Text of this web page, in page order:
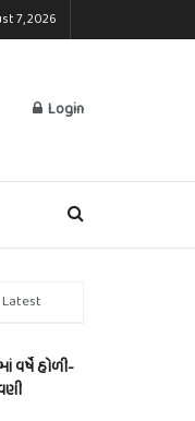
7, 2026
Login
Latest
વર્ષે હોળી-